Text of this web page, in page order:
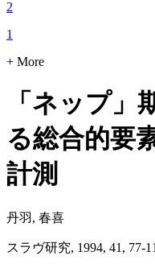
2
1
+ More
「ネップ」
る総合的要
計測
丹羽, 春喜
スラヴ研究, 1994, 41, 77-